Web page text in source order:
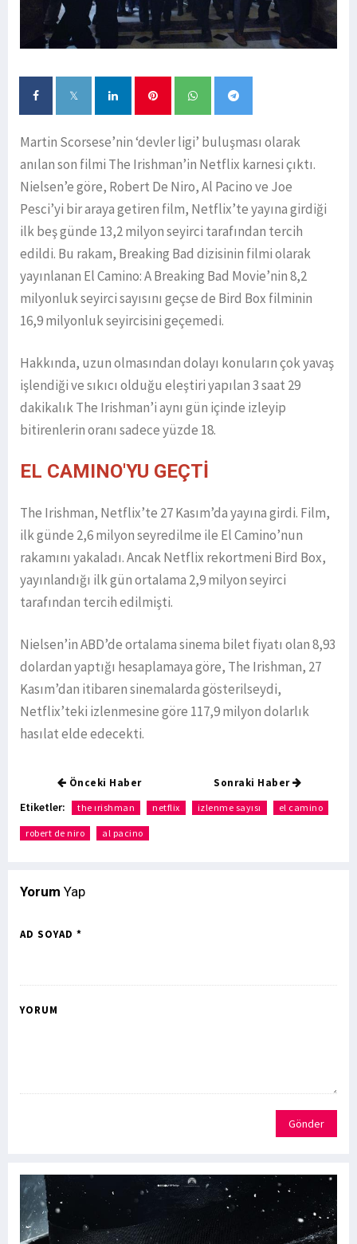
Martin Scorsese’nin ‘devler ligi’ buluşması olarak
anılan son filmi The Irishman’in Netflix karnesi çıktı.
Nielsen’e göre, Robert De Niro, Al Pacino ve Joe
Pesci’yi bir araya getiren film, Netflix’te yayına girdiği
ilk beş günde 13,2 milyon seyirci tarafından tercih
edildi. Bu rakam, Breaking Bad dizisinin filmi olarak
yayınlanan El Camino: A Breaking Bad Movie’nin 8,2
milyonluk seyirci sayısını geçse de Bird Box filminin
16,9 milyonluk seyircisini geçemedi.
Hakkında, uzun olmasından dolayı konuların çok yavaş
işlendiği ve sıkıcı olduğu eleştiri yapılan 3 saat 29
dakikalık The Irishman’i aynı gün içinde izleyip
bitirenlerin oranı sadece yüzde 18.
EL CAMINO'YU GEÇTİ
The Irishman, Netflix’te 27 Kasım’da yayına girdi. Film,
ilk günde 2,6 milyon seyredilme ile El Camino’nun
rakamını yakaladı. Ancak Netflix rekortmeni Bird Box,
yayınlandığı ilk gün ortalama 2,9 milyon seyirci
tarafından tercih edilmişti.
Nielsen’in ABD’de ortalama sinema bilet fiyatı olan 8,93
dolardan yaptığı hesaplamaya göre, The Irishman, 27
Kasım’dan itibaren sinemalarda gösterilseydi,
Netflix’teki izlenmesine göre 117,9 milyon dolarlık
hasılat elde edecekti.
Önceki Haber Sonraki Haber
Etiketler: the ırishman netflix izlenme sayısı el camino
robert de niro al pacino
Yorum Yap
AD SOYAD *
YORUM
Gönder